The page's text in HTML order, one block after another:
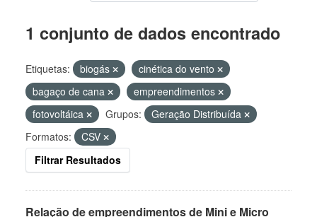
1 conjunto de dados encontrado
Etiquetas: biogás
cinética do vento
bagaço de cana
empreendimentos
fotovoltáica
Grupos:
Geração Distribuída
Formatos:
CSV
Filtrar Resultados
Relação de empreendimentos de Mini e Micro